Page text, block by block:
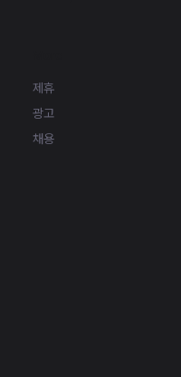
제휴
광고
채용